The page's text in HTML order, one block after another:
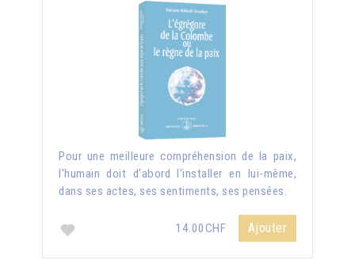
Pour une meilleure compréhension de la paix,
l'humain doit d’abord l'installer en lui-même,
dans ses actes, ses sentiments, ses pensées.
14.00CHF Ajouter